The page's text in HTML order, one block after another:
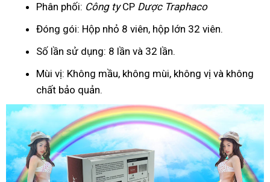
Phân phối: Công tyCP Dược Traphaco
Đóng gói: Hộp nhỏ 8 viên, hộp lớn 32 viên.
Số lần sử dụng: 8 lần và 32 lần.
Mùi vị: Không mầu, không mùi, không vị và không
chất bảo quản.